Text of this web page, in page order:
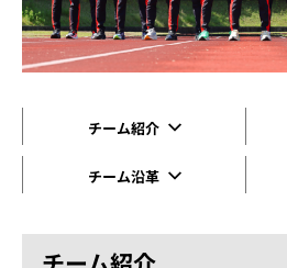
チーム紹介
チーム沿革